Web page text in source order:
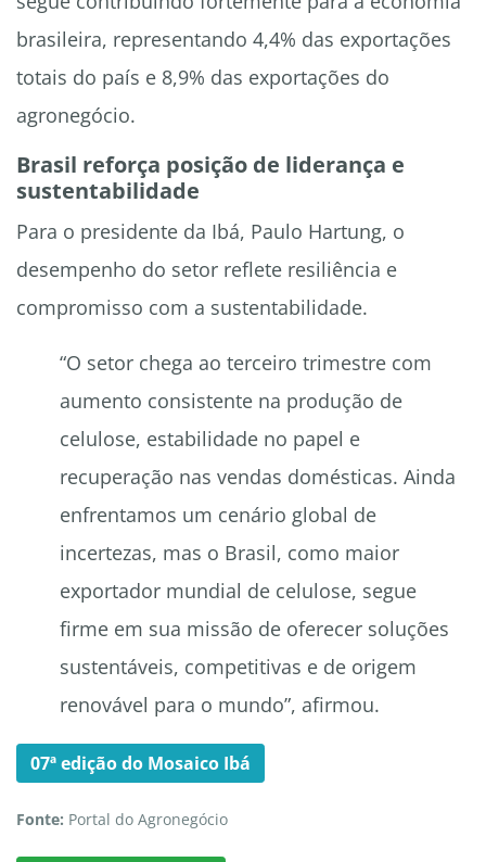
brasileira, representando 4,4% das exportações
totais do país e 8,9% das exportações do
agronegócio.
Brasil reforça posição de liderança e
sustentabilidade
Para o presidente da Ibá, Paulo Hartung, o
desempenho do setor reflete resiliência e
compromisso com a sustentabilidade.
“O setor chega ao terceiro trimestre com
aumento consistente na produção de
celulose, estabilidade no papel e
recuperação nas vendas domésticas. Ainda
enfrentamos um cenário global de
incertezas, mas o Brasil, como maior
exportador mundial de celulose, segue
firme em sua missão de oferecer soluções
sustentáveis, competitivas e de origem
renovável para o mundo”, afirmou.
07ª edição do Mosaico Ibá
Fonte: Portal do Agronegócio